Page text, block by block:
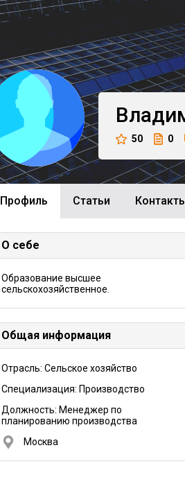
50 0
Профиль Cтатьи
О себе
Образование высшее
сельскохозяйственное.
Общая информация
Отрасль: Сельское хозяйство
Специализация: Производство
Должность: Менеджер по
планированию производства
Москва